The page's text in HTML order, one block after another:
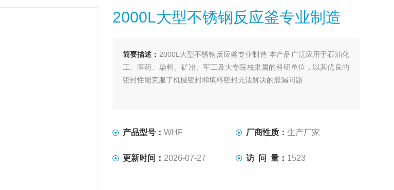
2000L大型不锈钢反应釜专业制造
简要描述： 2000L大型不锈钢反应釜专业制造 本产品广泛应用于石油化
工、医药、染料、矿冶、军工及大专院校隶属的科研单位，以其优良的
密封性能克服了机械密封和填料密封无法解决的泄漏问题
产品型号： WHF 厂商性质：生产厂家
更新时间： 2026-07-27 访 问 量： 1523